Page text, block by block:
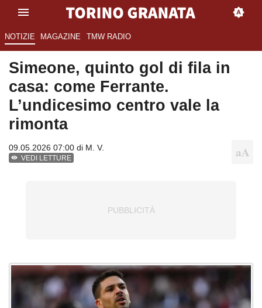
NOTIZIE MAGAZINE TMW RADIO
Simeone, quinto gol di fila in
casa: come Ferrante.
L’undicesimo centro vale la
rimonta
09.05.2026 07:00 di M. V.
VEDI LETTURE